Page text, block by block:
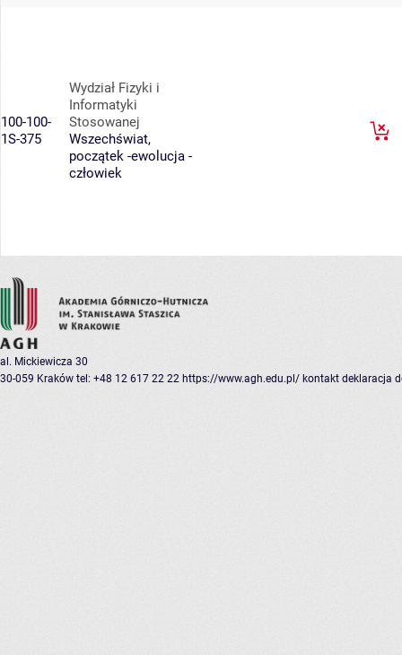
100-100-
1S-375
Wydział Fizyki i
Informatyki
Stosowanej
Wszechświat,
początek -ewolucja -
człowiek
al. Mickiewicza 30
30-059 Kraków tel: +48 12 617 22 22 https://www.agh.edu.pl/ kontakt deklaracja